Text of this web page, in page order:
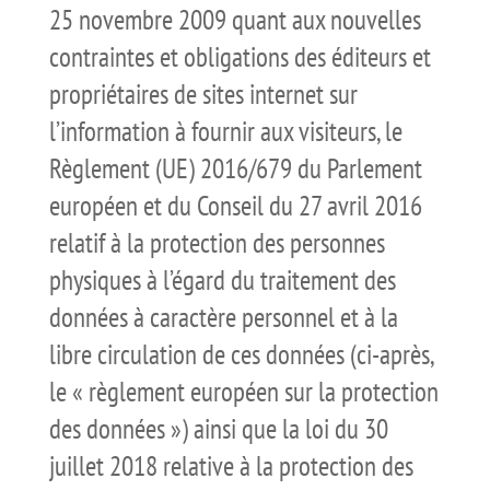
25 novembre 2009 quant aux nouvelles
contraintes et obligations des éditeurs et
propriétaires de sites internet sur
l’information à fournir aux visiteurs, le
Règlement (UE) 2016/679 du Parlement
européen et du Conseil du 27 avril 2016
relatif à la protection des personnes
physiques à l’égard du traitement des
données à caractère personnel et à la
libre circulation de ces données (ci-après,
le « règlement européen sur la protection
des données ») ainsi que la loi du 30
juillet 2018 relative à la protection des